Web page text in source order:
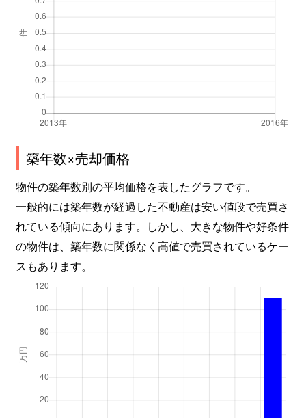
築年数×売却価格
物件の築年数別の平均価格を表したグラフです。
一般的には築年数が経過した不動産は安い値段で売買さ
れている傾向にあります。しかし、大きな物件や好条件
の物件は、築年数に関係なく高値で売買されているケー
スもあります。